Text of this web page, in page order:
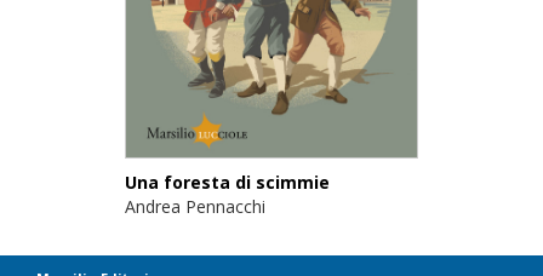
Una foresta di scimmie
Andrea Pennacchi